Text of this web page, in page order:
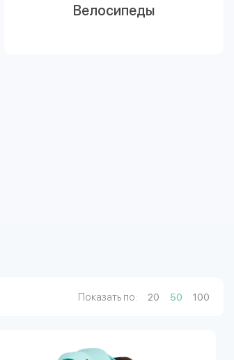
Велосипеды
Показать по: 20 50 100